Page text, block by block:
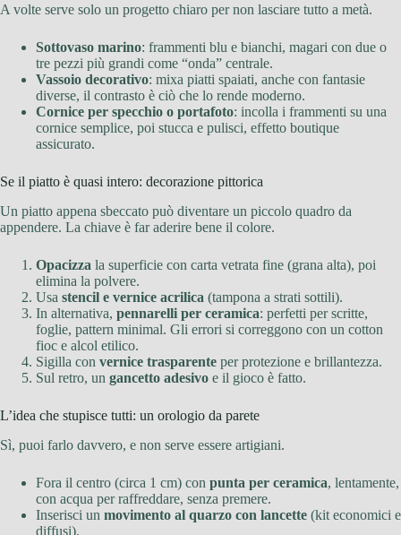
A volte serve solo un progetto chiaro per non lasciare tutto a metà.
Sottovaso marino: frammenti blu e bianchi, magari con due o
tre pezzi più grandi come “onda” centrale.
Vassoio decorativo: mixa piatti spaiati, anche con fantasie
diverse, il contrasto è ciò che lo rende moderno.
Cornice per specchio o portafoto: incolla i frammenti su una
cornice semplice, poi stucca e pulisci, effetto boutique
assicurato.
Se il piatto è quasi intero: decorazione pittorica
Un piatto appena sbeccato può diventare un piccolo quadro da
appendere. La chiave è far aderire bene il colore.
Opacizza la superficie con carta vetrata fine (grana alta), poi
elimina la polvere.
Usa stencil e vernice acrilica (tampona a strati sottili).
In alternativa, pennarelli per ceramica: perfetti per scritte,
foglie, pattern minimal. Gli errori si correggono con un cotton
fioc e alcol etilico.
Sigilla con vernice trasparente per protezione e brillantezza.
Sul retro, un gancetto adesivo e il gioco è fatto.
L’idea che stupisce tutti: un orologio da parete
Sì, puoi farlo davvero, e non serve essere artigiani.
Fora il centro (circa 1 cm) con punta per ceramica, lentamente,
con acqua per raffreddare, senza premere.
Inserisci un movimento al quarzo con lancette (kit economici e
diffusi).